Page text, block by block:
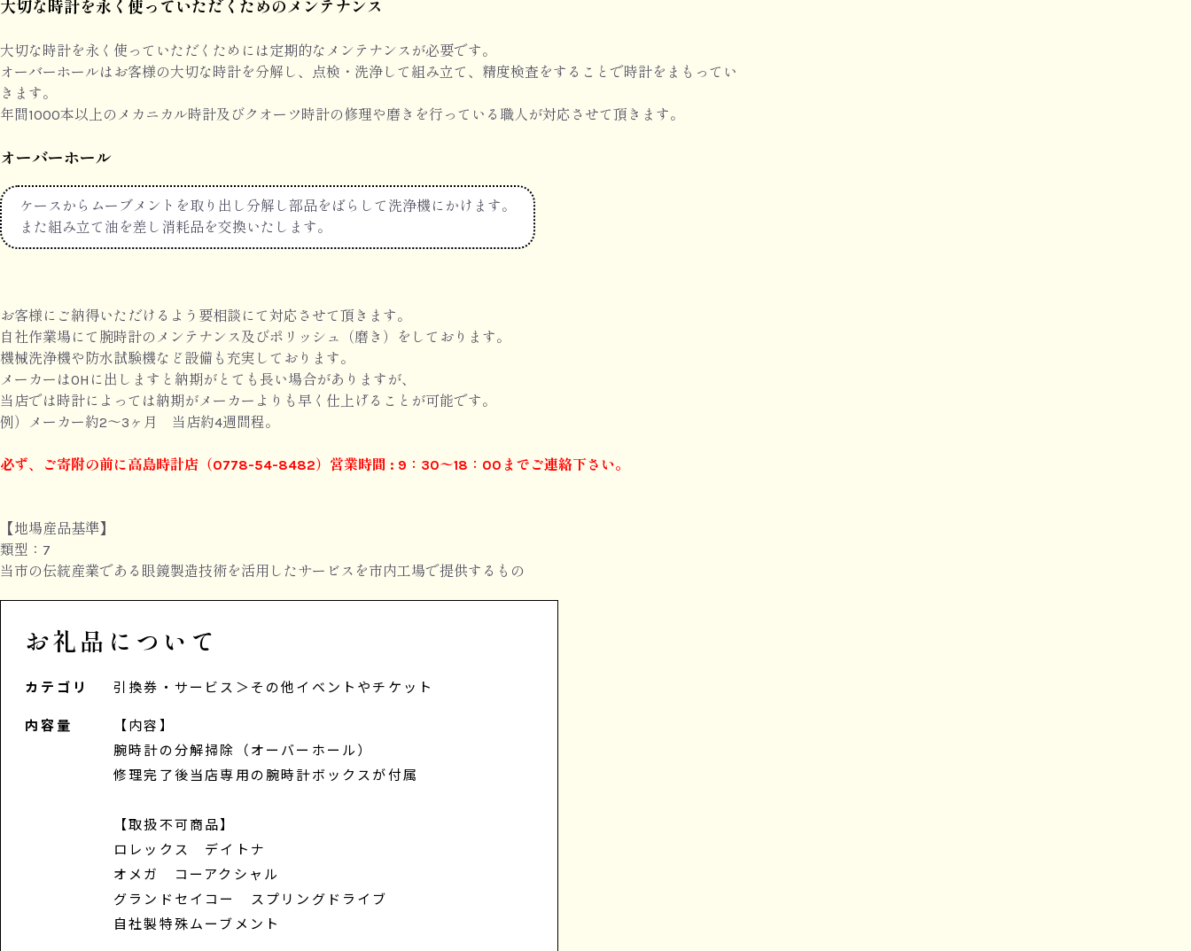
大切な時計を永く使っていただくためのメンテナンス
大切な時計を永く使っていただくためには定期的なメンテナンスが必要です。
オーバーホールはお客様の大切な時計を分解し、点検・洗浄して組み立て、精度検査をすることで時計をまもってい
きます。
年間1000本以上のメカニカル時計及びクオーツ時計の修理や磨きを行っている職人が対応させて頂きます。
オーバーホール
ケースからムーブメントを取り出し分解し部品をばらして洗浄機にかけます。
また組み立て油を差し消耗品を交換いたします。
お客様にご納得いただけるよう要相談にて対応させて頂きます。
自社作業場にて腕時計のメンテナンス及びポリッシュ（磨き）をしております。
機械洗浄機や防水試験機など設備も充実しております。
メーカーはOHに出しますと納期がとても長い場合がありますが、
当店では時計によっては納期がメーカーよりも早く仕上げることが可能です。
例）メーカー約2〜3ヶ月 当店約4週間程。
必ず、ご寄附の前に高島時計店（0778-54-8482）営業時間 : 9：30〜18：00までご連絡下さい。
【地場産品基準】
類型：7
当市の伝統産業である眼鏡製造技術を活用したサービスを市内工場で提供するもの
お礼品について
カテゴリ 引換券・サービス ＞その他イベントやチケット
内容量
【内容】
腕時計の分解掃除（オーバーホール）
修理完了後当店専用の腕時計ボックスが付属
【取扱不可商品】
ロレックス デイトナ
オメガ コーアクシャル
グランドセイコー スプリングドライブ
自社製特殊ムーブメント